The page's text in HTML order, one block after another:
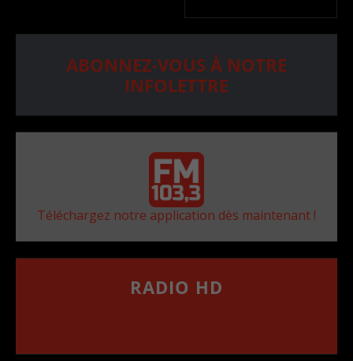
ABONNEZ-VOUS À NOTRE
INFOLETTRE
Téléchargez notre application dès maintenant !
RADIO HD